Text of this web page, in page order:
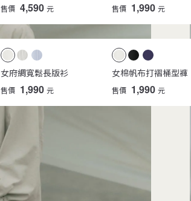
售價 4,590 元 售價 1,990 元
女府綢寬鬆長版衫
售價 1,990 元
女棉帆布打褶桶型褲
售價 1,990 元